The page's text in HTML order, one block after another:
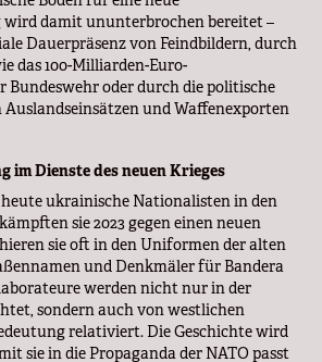
wird damit ununterbrochen bereitet –
Dauerpräsenz von Feindbildern, durch
das 100-Milliarden-Euro-
Bundeswehr oder durch die politische
und Waffenexporten
im Dienste des neuen Krieges
ukrainische Nationalisten in den
sie 2023 gegen einen neuen
sie oft in den Uniformen der alten
und Denkmäler für Bandera
werden nicht nur in der
sondern auch von westlichen
relativiert. Die Geschichte wird
sie in die Propaganda der NATO passt